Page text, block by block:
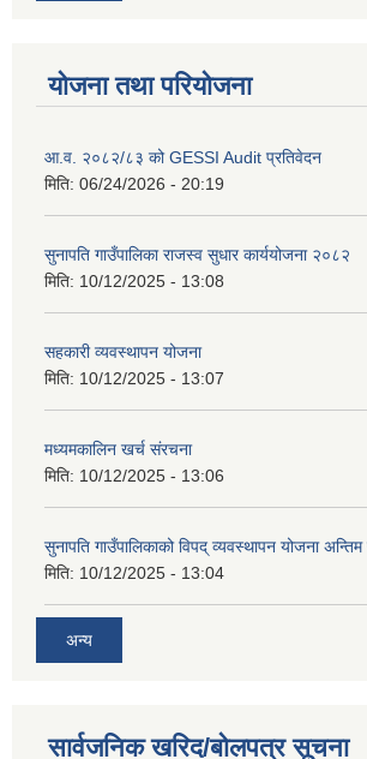
योजना तथा परियोजना
आ.व. २०८२/८३ को GESSI Audit प्रतिवेदन
मिति: 06/24/2026 - 20:19
सुनापति गाउँपालिका राजस्व सुधार कार्ययोजना २०८२
मिति: 10/12/2025 - 13:08
सहकारी व्यवस्थापन योजना
मिति: 10/12/2025 - 13:07
मध्यमकालिन खर्च संरचना
मिति: 10/12/2025 - 13:06
सुनापति गाउँपालिकाको विपद् व्यवस्थापन योजना
मिति: 10/12/2025 - 13:04
अन्य
सार्वजनिक खरिद/बोलपत्र सूचना